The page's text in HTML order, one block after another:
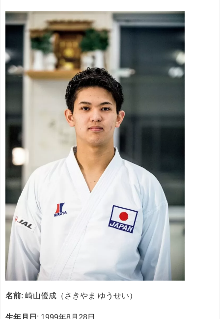
名前: 崎山優成（さきやま ゆうせい）
生年月日 : 1999年8月28日